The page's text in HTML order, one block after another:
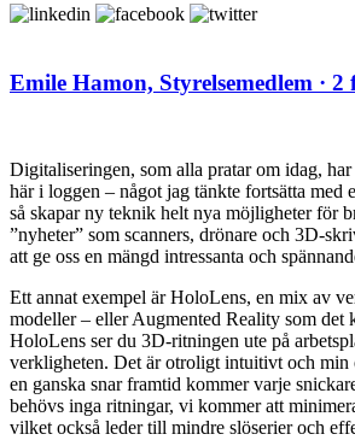
Emile Hamon, Styrelsemedlem · 2
Digitaliseringen, som alla pratar om idag,
här i loggen – något jag tänkte fortsätta med
så skapar ny teknik helt nya möjligheter för
”nyheter” som scanners, drönare och 3D-
att ge oss en mängd intressanta och
Ett annat exempel är HoloLens, en mix av
modeller – eller Augmented Reality som det
HoloLens ser du 3D-ritningen ute på
verkligheten. Det är otroligt intuitivt och min
en ganska snar framtid kommer varje
behövs inga ritningar, vi kommer att
vilket också leder till mindre slöserier och